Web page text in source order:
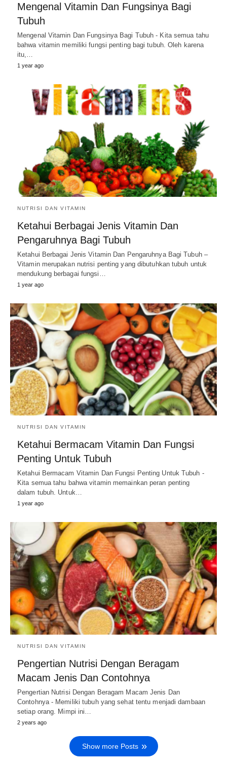
Mengenal Vitamin Dan Fungsinya Bagi
Tubuh
Mengenal Vitamin Dan Fungsinya Bagi Tubuh - Kita semua tahu
bahwa vitamin memiliki fungsi penting bagi tubuh. Oleh karena
itu,…
1 year ago
NUTRISI DAN VITAMIN
Ketahui Berbagai Jenis Vitamin Dan
Pengaruhnya Bagi Tubuh
Ketahui Berbagai Jenis Vitamin Dan Pengaruhnya Bagi Tubuh –
Vitamin merupakan nutrisi penting yang dibutuhkan tubuh untuk
mendukung berbagai fungsi…
1 year ago
NUTRISI DAN VITAMIN
Ketahui Bermacam Vitamin Dan Fungsi
Penting Untuk Tubuh
Ketahui Bermacam Vitamin Dan Fungsi Penting Untuk Tubuh -
Kita semua tahu bahwa vitamin memainkan peran penting
dalam tubuh. Untuk…
1 year ago
NUTRISI DAN VITAMIN
Pengertian Nutrisi Dengan Beragam
Macam Jenis Dan Contohnya
Pengertian Nutrisi Dengan Beragam Macam Jenis Dan
Contohnya - Memiliki tubuh yang sehat tentu menjadi dambaan
setiap orang. Mimpi ini…
2 years ago
Show more Posts